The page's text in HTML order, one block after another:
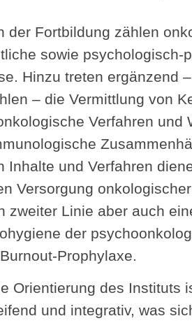
der Fortbildung zählen
sowie psychologisch-
Hinzu treten ergänzend
– die Vermittlung von
Verfahren und
Inhalte und Verfahren
Versorgung
zweiter Linie aber auch
der
Prophylaxe.
Orientierung des Instituts
und integrativ, was